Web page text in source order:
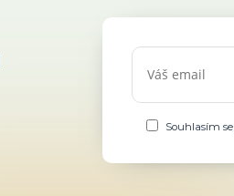
Souhlasím se